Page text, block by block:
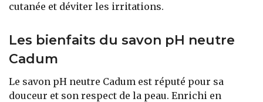
cutanée et déviter les irritations.
Les bienfaits du savon pH neutre
Cadum
Le savon pH neutre Cadum est réputé pour sa
douceur et son respect de la peau. Enrichi en